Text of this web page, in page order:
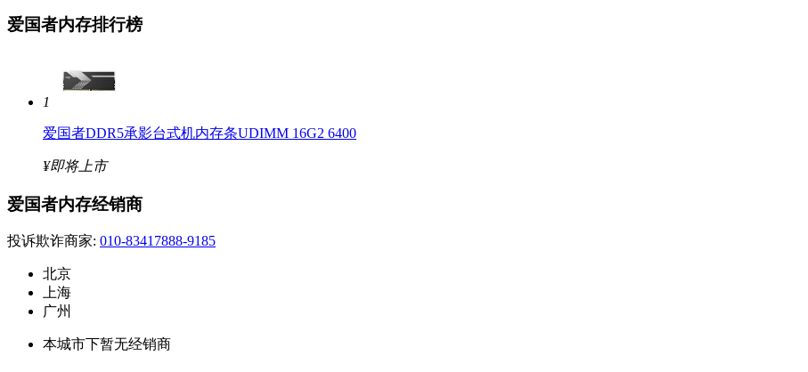
爱国者内存排行榜
1
爱国者DDR5承影台式机内存条UDIMM 16G2 6400
¥即将上市
爱国者内存经销商
投诉欺诈商家: 010-83417888-9185
北京
上海
广州
本城市下暂无经销商